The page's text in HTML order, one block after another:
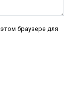
браузере для